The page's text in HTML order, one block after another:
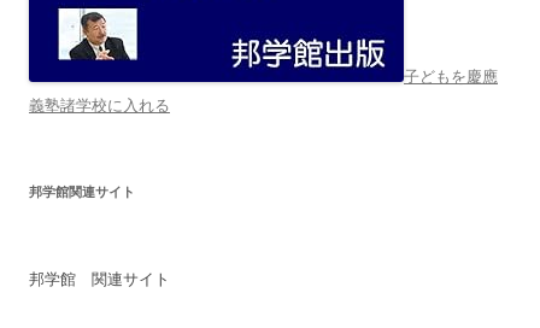
子どもを慶應
義塾諸学校に入れる
邦学館関連サイト
邦学館 関連サイト